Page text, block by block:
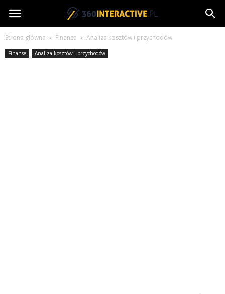
360interactive.pl
Strona główna Finanse Analiza kosztów i przychodów
Finanse Analiza kosztów i przychodów